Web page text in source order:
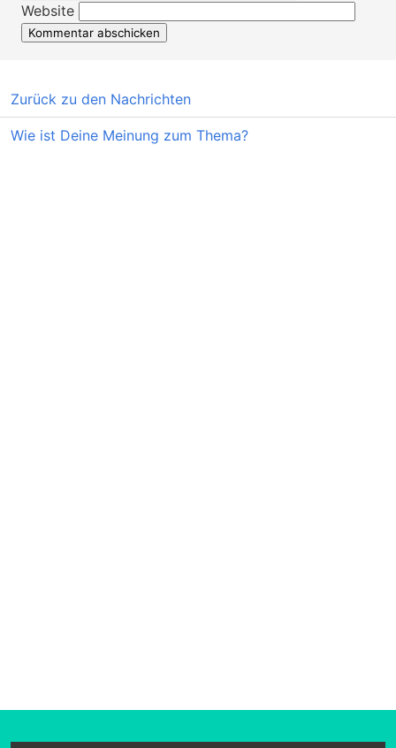
Website
Zurück zu den Nachrichten
Wie ist Deine Meinung zum Thema?